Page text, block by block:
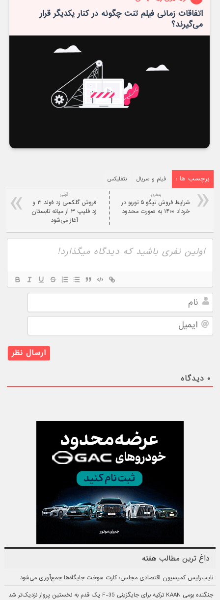
اتفاقات زمانی فیلم تنت چگونه در کنار یکدیگر قرار
می‌گیرند؟
برچسب ها : فیلم و سریال نتفلیکس
قبلی
فروش گلکسی زد فولد ۳ و
زد فلیپ ۳ از میانه تابستان
آغاز می‌شود
بعدی:
شرایط فروش تیگو ۵ توربو در
خرداد ۱۴۰۰ به صورت محدود
نام
ایمیل
۰ دیدگاه
داغ ترین مطالب هفته
نایب‌رئیس کمیسیون اقتصادی مجلس: کارت سوخت جایگاه‌ها جمع‌آوری می‌شود
جنگنده بومی KAAN ترکیه برای جایگزینی F-35 یک قدم به نخستین پرواز نزدیک‌تر شد